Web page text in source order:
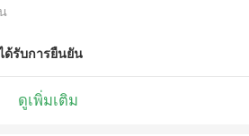
ด้รับการยืนยัน
ดูเพิ่มเติม